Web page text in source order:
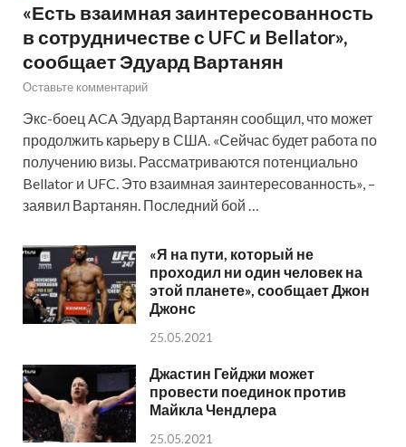
«Есть взаимная заинтересованность
в сотрудничестве с UFC и Bellator»,
сообщает Эдуард Вартанян
Оставьте комментарий
Экс-боец ACA Эдуард Вартанян сообщил, что может
продолжить карьеру в США. «Сейчас будет работа по
получению визы. Рассматриваются потенциально
Bellator и UFC. Это взаимная заинтересованность», –
заявил Вартанян. Последний бой …
«Я на пути, который не
проходил ни один человек на
этой планете», сообщает Джон
Джонс
25.05.2021
Джастин Гейджи может
провести поединок против
Майкла Чендлера
25.05.2021